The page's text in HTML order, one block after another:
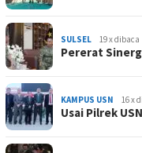
SULSEL 19 x dibaca
Pererat
KAMPUS USN 16 x
Usai Pilrek